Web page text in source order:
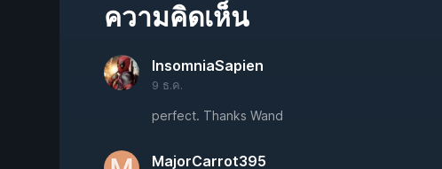
ความคิดเห็น
InsomniaSapien
9 ธ.ค.
perfect. Thanks Wand
MajorCarrot395